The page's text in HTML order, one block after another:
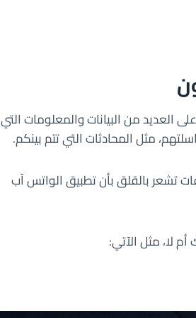
العديد من البيانات والمعلومات التي
مثل المحادثات التي تتم بينكم.
تشعر بالقلق بأن تطبيق الواتس آب
لا، مثل الآتي: